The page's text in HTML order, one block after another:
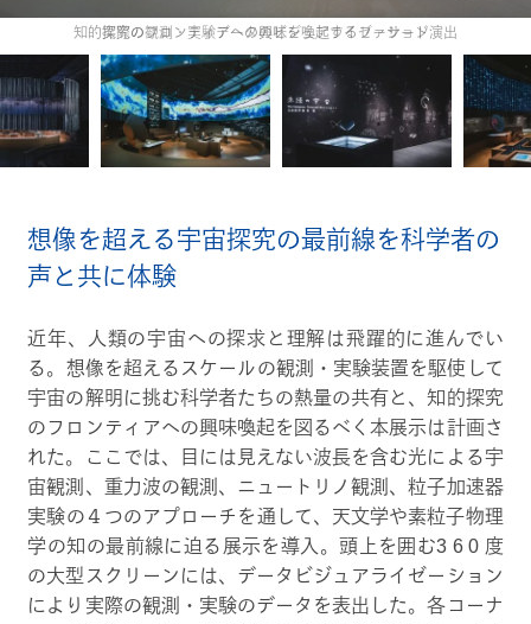
実際の観測・実験データのビジュアライゼーション
想像を超える宇宙探究の最前線を科学者の
声と共に体験
近年、人類の宇宙への探求と理解は飛躍的に進んでい
る。想像を超えるスケールの観測・実験装置を駆使して
宇宙の解明に挑む科学者たちの熱量の共有と、知的探究
のフロンティアへの興味喚起を図るべく本展示は計画さ
れた。ここでは、目には見えない波長を含む光による宇
宙観測、重力波の観測、ニュートリノ観測、粒子加速器
実験の４つのアプローチを通して、天文学や素粒子物理
学の知の最前線に迫る展示を導入。頭上を囲む3 6 0 度
の大型スクリーンには、データビジュアライゼーション
により実際の観測・実験のデータを表出した。各コーナ